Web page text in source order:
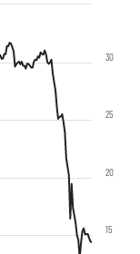
15
20
25
30